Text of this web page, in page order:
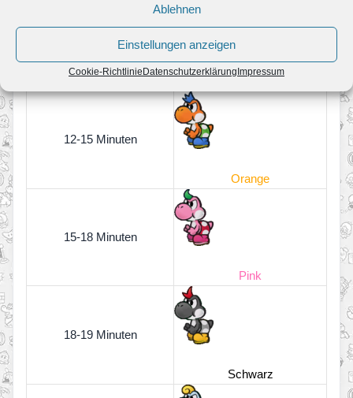
Ablehnen
Einstellungen anzeigen
Cookie-Richtlinie Datenschutzerklärung Impressum
9-12 Minuten
Blau
12-15 Minuten
Orange
15-18 Minuten
Pink
18-19 Minuten
Schwarz